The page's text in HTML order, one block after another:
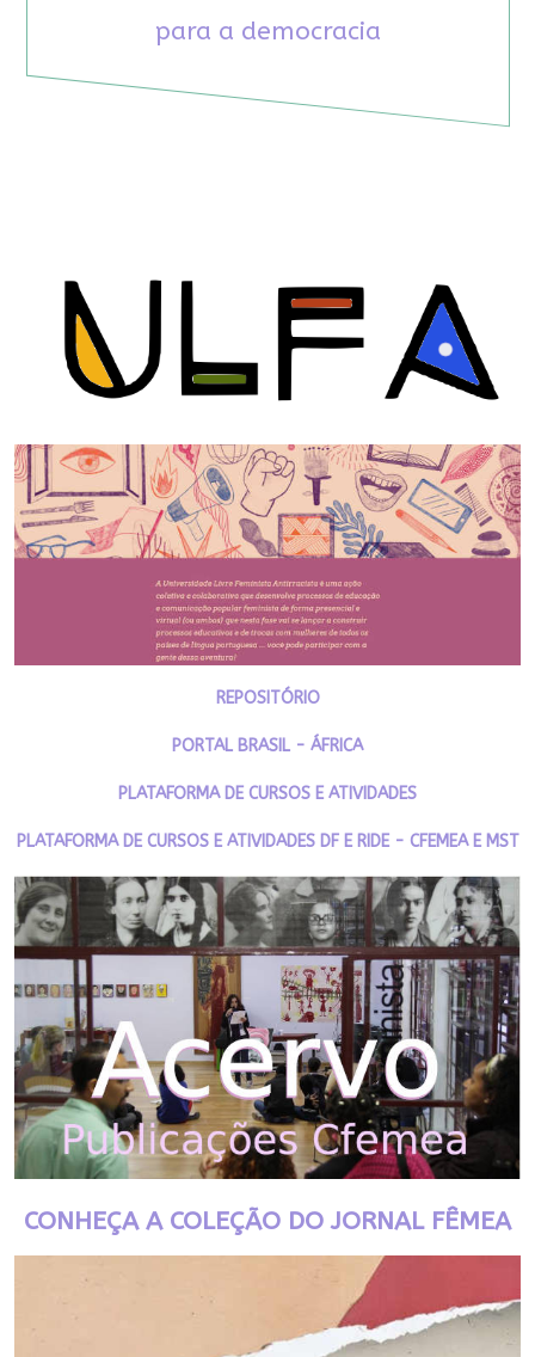
para a democracia
REPOSITÓRIO
PORTAL BRASIL - ÁFRICA
PLATAFORMA DE CURSOS E ATIVIDADES
PLATAFORMA DE CURSOS E ATIVIDADES DF E RIDE - CFEMEA E MST
CONHEÇA A COLEÇÃO DO JORNAL FÊMEA